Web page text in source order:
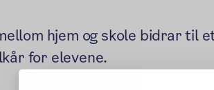
hjem og skole bidrar til
for elevene.